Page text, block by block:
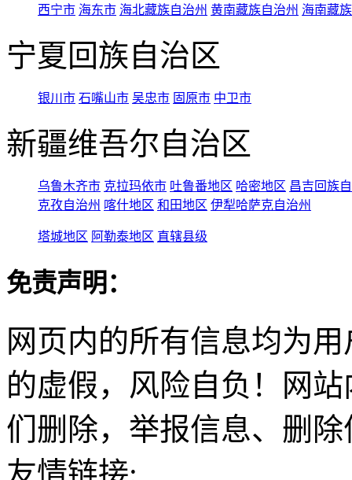
西宁市 海东市 海北藏族自治州 黄南藏族自治州 海南藏
宁夏回族自治区
银川市 石嘴山市 吴忠市 固原市 中卫市
新疆维吾尔自治区
乌鲁木齐市 克拉玛依市 吐鲁番地区 哈密地区 昌吉回族
克孜自治州 喀什地区 和田地区 伊犁哈萨克自治州
塔城地区 阿勒泰地区 直辖县级
免责声明：
网页内的所有信息均为
的虚假，风险自负！网
们删除，举报信息、删